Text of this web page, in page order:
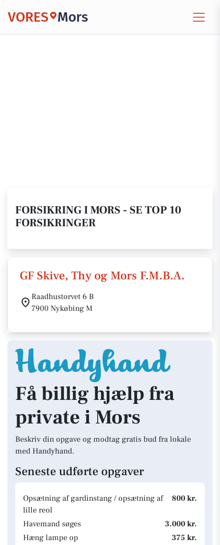
VORES Mors
FORSIKRING I MORS - SE TOP 10
FORSIKRINGER
GF Skive, Thy og Mors F.M.B.A.
Raadhustorvet 6 B
7900 Nykøbing M
Få billig hjælp fra
private i Mors
Beskriv din opgave og modtag gratis bud fra lokale
med Handyhand.
Seneste udførte opgaver
Opsætning af gardinstang / opsætning af
lille reol
800 kr.
Havemand søges
3.000 kr.
Hæng lampe op
375 kr.